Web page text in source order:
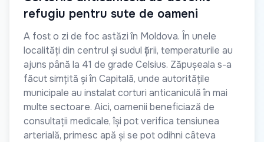
refugiu pentru sute de oameni
A fost o zi de foc astăzi în Moldova. În unele
localități din centrul și sudul țării, temperaturile au
ajuns până la 41 de grade Celsius. Zăpușeala s-a
făcut simțită și în Capitală, unde autoritățile
municipale au instalat corturi anticaniculă în mai
multe sectoare. Aici, oamenii beneficiază de
consultații medicale, își pot verifica tensiunea
arterială, primesc apă și se pot odihni câteva